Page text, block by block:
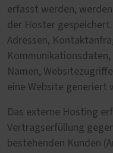
erfasst werden,
der Hoster gespeichert.
Adressen,
Namen,
eine Website generiert
Das externe Hosting
Vertragserfüllung
bestehenden Kunden